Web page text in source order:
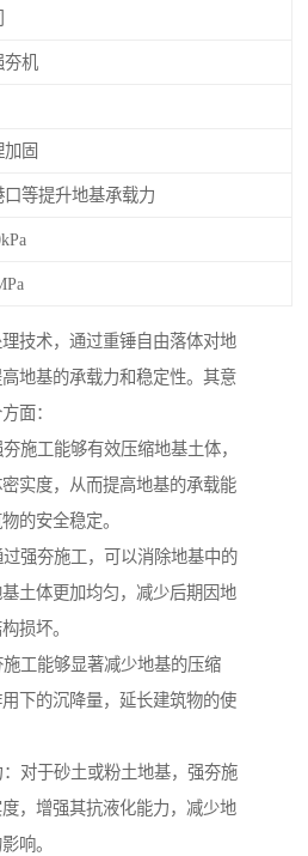
夯机
固
等提升地基承载力
技术，通过重锤自由落体对地
地基的承载力和稳定性。其意
面：
施工能够有效压缩地基土体，
实度，从而提高地基的承载能
的安全稳定。
强夯施工，可以消除地基中的
土体更加均匀，减少后期因地
损坏。
工能够显著减少地基的压缩
下的沉降量，延长建筑物的使
对于砂土或粉土地基，强夯施
，增强其抗液化能力，减少地
响。